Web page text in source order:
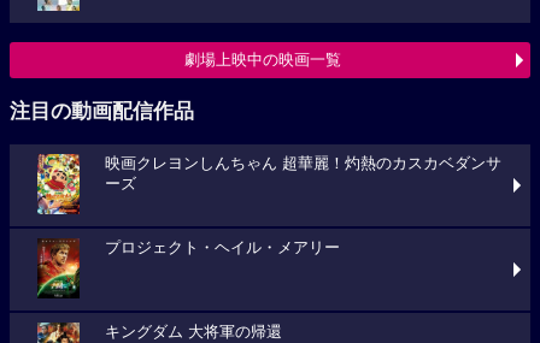
劇場上映中の映画一覧
注目の動画配信作品
映画クレヨンしんちゃん 超華麗！灼熱のカスカベダンサ
ーズ
プロジェクト・ヘイル・メアリー
キングダム 大将軍の帰還